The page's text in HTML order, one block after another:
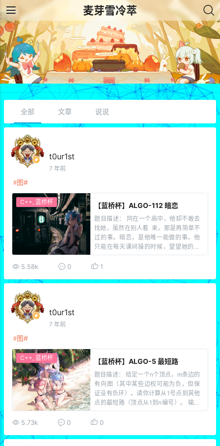
麦芽雪冷萃
全部 文章 说说
t0ur1st
7 年前
图
【蓝桥杯】ALGO-112 暗恋
题目描述： 同在一个高中，他却不敢去
找她，虽然在别人看 来，那是再简单不
过的事。暗恋，是他唯一能做的事。他
只能在每天课间操的时候，望望她的位
置，看看她倾心的动作，就够了。操场
上的彩砖啊，你们的位置，就是他们能
之间一样固定，无法动摇。还记得当初
C++, 蓝桥杯
5.58k 0 1
t0ur1st
7 年前
图
【蓝桥杯】ALGO-5 最短路
题目描述： 给定一个n个顶点，m条边的
有向图（其中某些边权可能为负，但保
证没有负环）。请你计算从1号点到其他
点的最短路（顶点从1到n编号）。 输入
描述： 第一行两个整数n, m。接下来的
m行，每行有三个整数u, v, l，表示u到v
0，1 […]
C++, 蓝桥杯
5.73k 0 0